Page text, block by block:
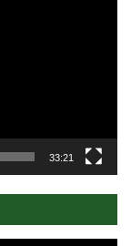
33:21